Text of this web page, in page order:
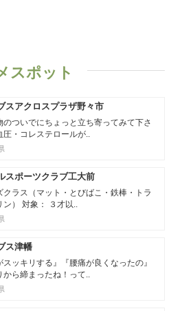
スポット
スアクロスプラザ野々市
のついでにちょっと立ち寄ってみて下さ
圧・コレステロールが..
スポーツクラブ工大前
クラス（マット・とびばこ・鉄棒・トラ
ン） 対象： ３才以..
ス津幡
スッキリする』『腰痛が良くなったの』
から締まったね！って..